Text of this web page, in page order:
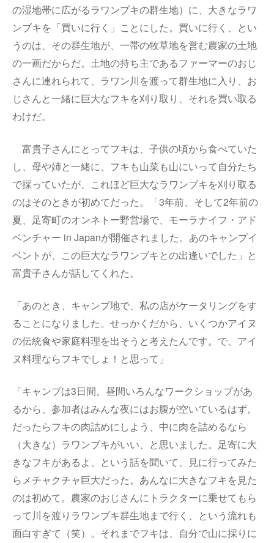
の湿地帯に広がるラワンブキの群生地）に、大きなラワ
ンブキを「買いに行く」ことにした。買いに行く、とい
うのは、その群生地が、一帯の牧草地を営む農家の土地
の一画だからだ。土地の持ち主であるファーマーのおじ
さんに連れられて、ラワン川を渡って群生地に入り、お
じさんと一緒に巨大なフキを刈り取り、それを買い取る
わけだ。
富貴子さんにとってフキは、子供の頃から食べていた
し、母や姉と一緒に、フキも山菜も山にいって自分たち
で採っていたが、これほど巨大なラワンブキを刈り取る
のはそのときが初めてだった。「3年前、そして2年前の
夏、足寄町のオンネトー野営場で、モーラナイフ・アド
ベンチャー in Japanが開催されました。あのキャンプイ
ベントが、この巨大なラワンブキとの出逢いでした」と
富貴子さんが話してくれた。
「あのとき、キャンプ地で、私の店がケータリングをす
ることになりました。せっかくだから、いくつかアイヌ
の伝統食や家庭料理を出そうと考えたんです。で、アイ
ヌ料理ならフキでしょ！と思って」
「キャンプは3日間。昼間いろんなワークショップがあ
るから、参加者はみんな夜にはお腹が空いているはず。
だったらフキの肉詰めにしよう、中に肉を詰めるなら
（大きな）ラワンブキがいい、と思いました。足寄に大
きなフキがあるよ、という話を聞いて、見に行ってみた
らメチャクチャ巨大だった。あんなに大きなフキを見た
のは初めて。農家のおじさんにトラクターに乗せてもら
って川を渡りラワンブキ群生地まで行く、という流れも
面白すぎて（笑）。それまでフキは、自分で山に採りに